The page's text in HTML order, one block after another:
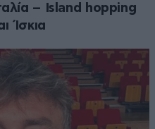
– Island hopping
Ίσκια